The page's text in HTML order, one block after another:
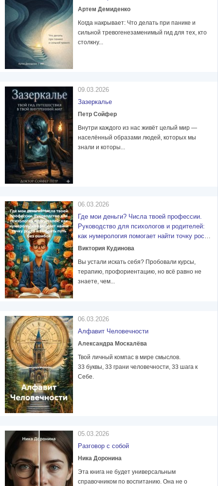
Артем Демиденко
Когда накрывает: Что делать при панике и
сильной тревогенезаменимый гид для тех, кто
столкну...
09.03.2026
Зазеркалье
Петр Сойфер
Внутри каждого из нас живёт целый мир —
населённый образами людей, которых мы
знали и которы...
06.03.2026
Где мои деньги? Числа твоей профессии.
Руководство для психологов и родителей:
как нумерология помогает найти точку роста
и выбрать путь без ошибок
Виктория Кудинова
Вы устали искать себя? Пробовали курсы,
терапию, профориентацию, но всё равно не
знаете, чем...
06.03.2026
Алфавит Человечности
Александра Москалёва
Твой личный компас в мире смыслов.
33 буквы, 33 грани человечности, 33 шага к
Себе.
05.03.2026
Разговор с собой
Ника Доронина
Эта книга не будет универсальным
справочником по воспитанию. Она не о